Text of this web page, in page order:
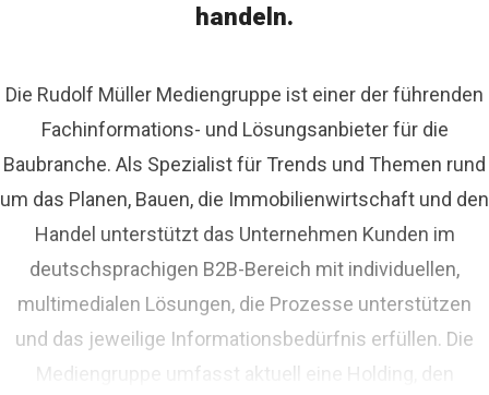
handeln.
Die Rudolf Müller Mediengruppe ist einer der führenden
Fachinformations- und Lösungsanbieter für die
Baubranche. Als Spezialist für Trends und Themen rund
um das Planen, Bauen, die Immobilienwirtschaft und den
Handel unterstützt das Unternehmen Kunden im
deutschsprachigen B2B-Bereich mit individuellen,
multimedialen Lösungen, die Prozesse unterstützen
und das jeweilige Informationsbedürfnis erfüllen. Die
Mediengruppe umfasst aktuell eine Holding, den